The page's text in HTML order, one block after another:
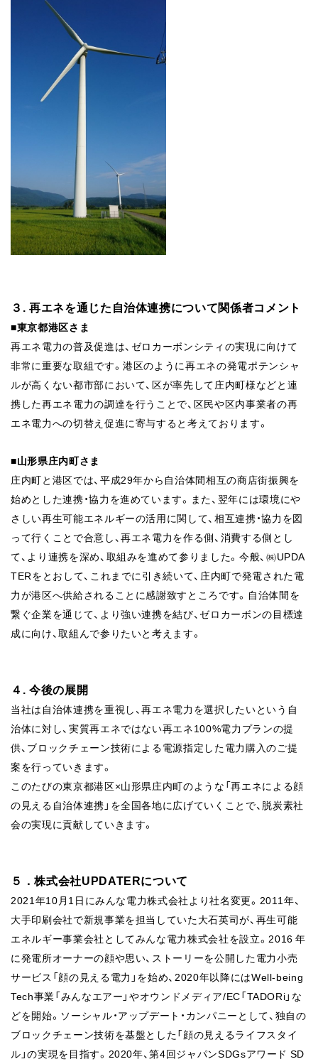
３. 再エネを通じた自治体連携について関係者コメント
■東京都港区さま
再エネ電力の普及促進は、ゼロカーボンシティの実現に向けて
非常に重要な取組です。港区のように再エネの発電ポテンシャ
ルが高くない都市部において、区が率先して庄内町様などと連
携した再エネ電力の調達を行うことで、区民や区内事業者の再
エネ電力への切替え促進に寄与すると考えております。
■山形県庄内町さま
庄内町と港区では、平成29年から自治体間相互の商店街振興を
始めとした連携・協力を進めています。また、翌年には環境にや
さしい再生可能エネルギーの活用に関して、相互連携・協力を図
って行くことで合意し、再エネ電力を作る側、消費する側とし
て、より連携を深め、取組みを進めて参りました。今般、㈱UPDA
TERをとおして、これまでに引き続いて、庄内町で発電された電
力が港区へ供給されることに感謝致すところです。自治体間を
繋ぐ企業を通じて、より強い連携を結び、ゼロカーボンの目標達
成に向け、取組んで参りたいと考えます。
４. 今後の展開
当社は自治体連携を重視し、再エネ電力を選択したいという自
治体に対し、実質再エネではない再エネ100%電力プランの提
供、ブロックチェーン技術による電源指定した電力購入のご提
案を行っていきます。
このたびの東京都港区×山形県庄内町のような「再エネによる顔
の見える自治体連携」を全国各地に広げていくことで、脱炭素社
会の実現に貢献していきます。
５．株式会社UPDATERについて
2021年10月1日にみんな電力株式会社より社名変更。2011年、
大手印刷会社で新規事業を担当していた大石英司が、再生可能
エネルギー事業会社としてみんな電力株式会社を設立。2016 年
に発電所オーナーの顔や思い、ストーリーを公開した電力小売
サービス「顔の見える電力」を始め、2020年以降にはWell-being
Tech事業「みんなエアー」やオウンドメディア/EC「TADORi」な
どを開始。ソーシャル・アップデート・カンパニーとして、独自の
ブロックチェーン技術を基盤とした「顔の見えるライフスタイ
ル」の実現を目指す。2020年、第4回ジャパンSDGsアワード SD